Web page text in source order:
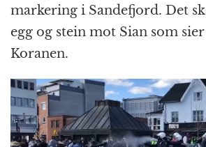
markering i Sandefjord. Det
egg og stein mot Sian som
Koranen.